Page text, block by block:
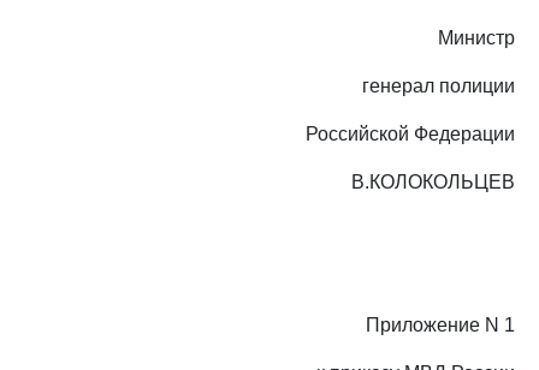
Министр
генерал полиции
Российской Федерации
В.КОЛОКОЛЬЦЕВ
Приложение N 1